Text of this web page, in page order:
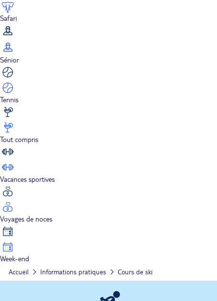
Safari
Sénior
Tennis
Tout compris
Vacances sportives
Voyages de noces
Week-end
Accueil Informations pratiques Cours de ski